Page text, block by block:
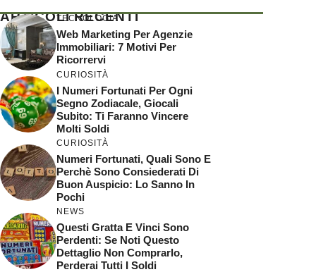
ARTICOLI RECENTI
TECNOLOGIA
Web Marketing Per Agenzie
Immobiliari: 7 Motivi Per
Ricorrervi
CURIOSITÀ
I Numeri Fortunati Per Ogni
Segno Zodiacale, Giocali
Subito: Ti Faranno Vincere
Molti Soldi
CURIOSITÀ
Numeri Fortunati, Quali Sono E
Perchè Sono Consiederati Di
Buon Auspicio: Lo Sanno In
Pochi
NEWS
Questi Gratta E Vinci Sono
Perdenti: Se Noti Questo
Dettaglio Non Comprarlo,
Perderai Tutti I Soldi